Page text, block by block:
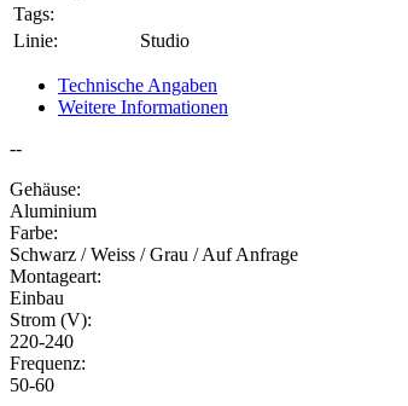
Tags:
Linie:
Studio
Technische Angaben
Weitere Informationen
--
Gehäuse:
Aluminium
Farbe:
Schwarz / Weiss / Grau / Auf Anfrage
Montageart:
Einbau
Strom (V):
220-240
Frequenz:
50-60